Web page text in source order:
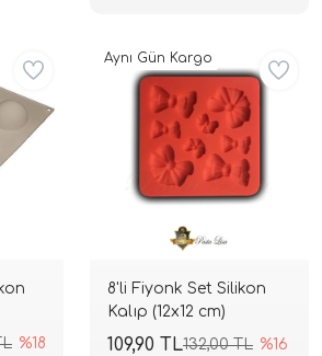
%18
8'li Fiyonk Set Silikon
Kalıp (12x12 cm)
132,00 TL %16
109,90 TL
Aynı Gün Kargo